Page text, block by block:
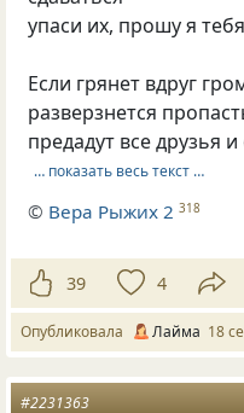
упаси их, прошу я
Если грянет вдруг
разверзнется
предадут все друзья
… показать весь текст …
© Вера Рыжих 2 318
39 4
Опубликовала Лайма 18
#2231363